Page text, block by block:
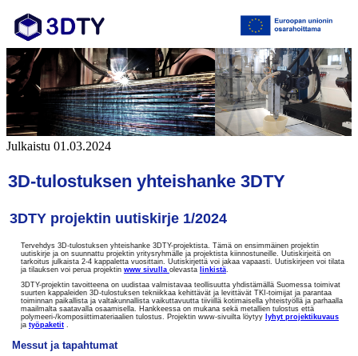
Julkaistu 01.03.2024
3D-tulostuksen yhteishanke 3DTY
3DTY projektin uutiskirje 1/2024
Tervehdys 3D-tulostuksen yhteishanke 3DTY-projektista. Tämä on ensimmäinen projektin
uutiskirje ja on suunnattu projektin yritysryhmälle ja projektista kiinnostuneille. Uutiskirjeitä on
tarkoitus julkaista 2-4 kappaletta vuosittain. Uutiskirjettä voi jakaa vapaasti. Uutiskirjeen voi tilata
ja tilauksen voi perua projektin www sivulla olevasta linkistä.
3DTY-projektin tavoitteena on uudistaa valmistavaa teollisuutta yhdistämällä Suomessa toimivat
suurten kappaleiden 3D-tulostuksen tekniikkaa kehittävät ja levittävät TKI-toimijat ja parantaa
toiminnan paikallista ja valtakunnallista vaikuttavuutta tiiviillä kotimaisella yhteistyöllä ja parhaalla
maailmalta saatavalla osaamisella. Hankkeessa on mukana sekä metallien tulostus että
polymeeri-/komposiittimateriaalien tulostus. Projektin www-sivuilta löytyy lyhyt projektikuvaus
ja työpaketit.
Messut ja tapahtumat